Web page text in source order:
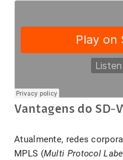
Vantagens do SD-
Atualmente, redes
MPLS (Multi Protocol